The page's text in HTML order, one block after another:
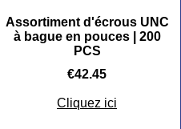
Assortiment d'écrous UNC
à bague en pouces | 200
PCS
€42.45
Cliquez ici